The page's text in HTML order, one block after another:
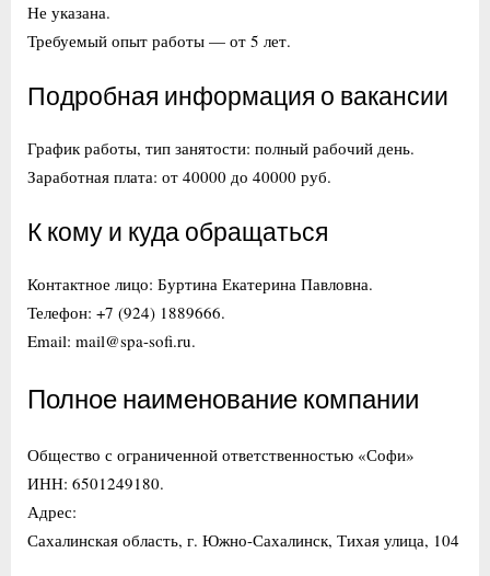
Не указана.
Требуемый опыт работы — от 5 лет.
Подробная информация о вакансии
График работы, тип занятости: полный рабочий день.
Заработная плата: от 40000 до 40000 руб.
К кому и куда обращаться
Контактное лицо: Буртина Екатерина Павловна.
Телефон: +7 (924) 1889666.
Email: mail@spa-sofi.ru.
Полное наименование компании
Общество с ограниченной ответственностью «Софи»
ИНН: 6501249180.
Адрес:
Сахалинская область, г. Южно-Сахалинск, Тихая улица, 104